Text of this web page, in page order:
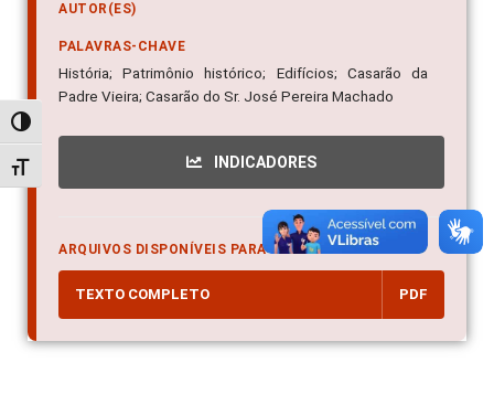
Alternar alto contraste
Alternar tamanho da fonte
AUTOR(ES)
PALAVRAS-CHAVE
História; Patrimônio histórico; Edifícios; Casarão da
Padre Vieira; Casarão do Sr. José Pereira Machado
INDICADORES
ARQUIVOS DISPONÍVEIS PARA DOWNLOAD
TEXTO COMPLETO PDF